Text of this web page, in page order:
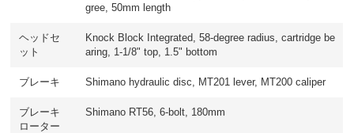
gree, 50mm length
ヘッドセ
ット
Knock Block Integrated, 58-degree radius, cartridge be
aring, 1-1/8" top, 1.5" bottom
ブレーキ Shimano hydraulic disc, MT201 lever, MT200 caliper
ブレーキ
ローター
Shimano RT56, 6-bolt, 180mm